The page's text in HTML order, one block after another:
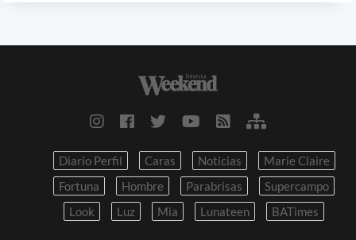
Diario Perfil Caras Noticias
Marie Claire
Fortuna
Hombre Parabrisas
Supercampo
Look
Luz Mia Lunateen BATimes